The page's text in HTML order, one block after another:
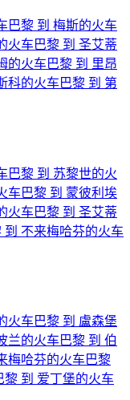
巴黎 到 梅斯的火车
火车 巴黎 到 圣艾蒂
的火车 巴黎 到 里昂
科的火车 巴黎 到 第
巴黎 到 苏黎世的火
车 巴黎 到 蒙彼利埃
火车 巴黎 到 圣艾蒂
到 不来梅哈芬的火车
火车 巴黎 到 盧森堡
兰的火车 巴黎 到 伯
梅哈芬的火车 巴黎
黎 到 爱丁堡的火车